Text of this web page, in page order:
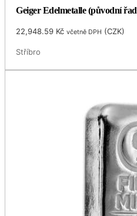
Geiger Edelmetalle (původní
22,948.59 Kč včetně DPH (CZK)
Stříbro